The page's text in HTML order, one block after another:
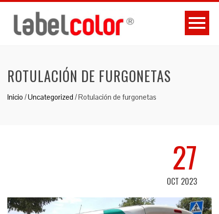
ROTULACIÓN DE FURGONETAS
Inicio /Uncategorized /Rotulación de furgonetas
27
OCT 2023